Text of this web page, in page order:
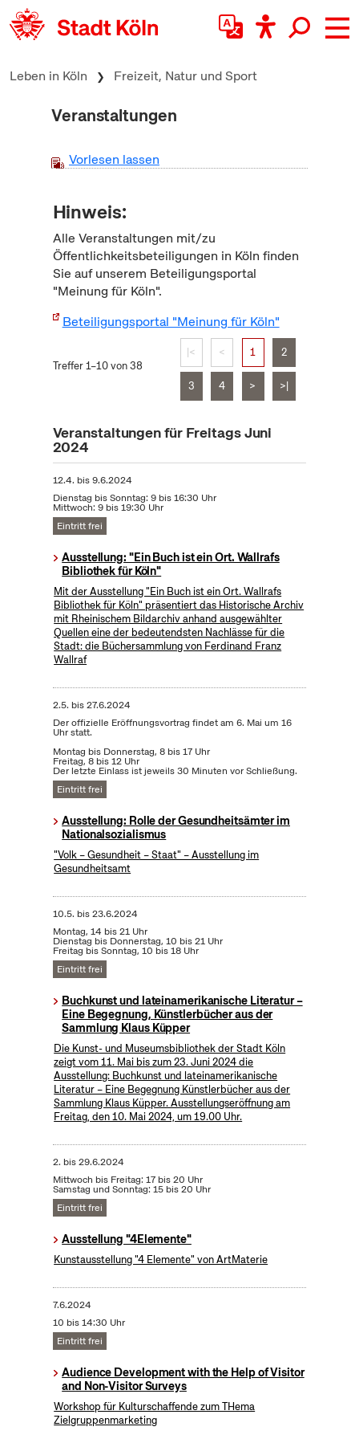
zum Inhalt springen
Leben in Köln Freizeit, Natur und Sport
Veranstaltungen
Vorlesen lassen
Hinweis:
Alle Veranstaltungen mit/zu
Öffentlichkeitsbeteiligungen in Köln finden
Sie auf unserem Beteiligungsportal
"Meinung für Köln".
Beteiligungsportal "Meinung für Köln"
Treffer 1–10 von 38
|< < 1 2
3 4 > >|
Veranstaltungen für Freitags Juni
2024
12.4. bis9.6.2024
Dienstag bis Sonntag: 9 bis 16:30 Uhr
Mittwoch: 9 bis 19:30 Uhr
Eintritt frei
Ausstellung: "Ein Buch ist ein Ort. Wallrafs
Bibliothek für Köln"
Mit der Ausstellung "Ein Buch ist ein Ort. Wallrafs
Bibliothek für Köln" präsentiert das Historische Archiv
mit Rheinischem Bildarchiv anhand ausgewählter
Quellen eine der bedeutendsten Nachlässe für die
Stadt: die Büchersammlung von Ferdinand Franz
Wallraf
2.5. bis27.6.2024
Der offizielle Eröffnungsvortrag findet am 6. Mai um 16
Uhr statt.
Montag bis Donnerstag, 8 bis 17 Uhr
Freitag, 8 bis 12 Uhr
Der letzte Einlass ist jeweils 30 Minuten vor Schließung.
Eintritt frei
Ausstellung: Rolle der Gesundheitsämter im
Nationalsozialismus
"Volk – Gesundheit – Staat" – Ausstellung im
Gesundheitsamt
10.5. bis23.6.2024
Montag, 14 bis 21 Uhr
Dienstag bis Donnerstag, 10 bis 21 Uhr
Freitag bis Sonntag, 10 bis 18 Uhr
Eintritt frei
Buchkunst und lateinamerikanische Literatur –
Eine Begegnung, Künstlerbücher aus der
Sammlung Klaus Küpper
Die Kunst- und Museumsbibliothek der Stadt Köln
zeigt vom 11. Mai bis zum 23. Juni 2024 die
Ausstellung: Buchkunst und lateinamerikanische
Literatur – Eine Begegnung Künstlerbücher aus der
Sammlung Klaus Küpper. Ausstellungseröffnung am
Freitag, den 10. Mai 2024, um 19.00 Uhr.
2. bis29.6.2024
Mittwoch bis Freitag: 17 bis 20 Uhr
Samstag und Sonntag: 15 bis 20 Uhr
Eintritt frei
Ausstellung "4Elemente"
Kunstausstellung "4 Elemente" von ArtMaterie
7.6.2024
10 bis 14:30 Uhr
Eintritt frei
Audience Development with the Help of Visitor
and Non-Visitor Surveys
Workshop für Kulturschaffende zum THema
Zielgruppenmarketing